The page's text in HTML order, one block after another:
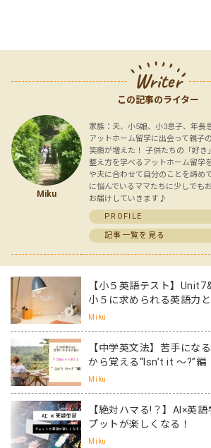
Writer
この記事のライター
Miku
家族：夫、小5娘、小3息子、年長
アットホーム留学に出会って親子
笑顔が増えた！ 子供たちの「好き
整え方を学べるアットホーム留学
や夫に合わせて自分のことを諦め
に悩んでいるママたちに少しでも
お届けしていきます♪
PROFILE
記事一覧を見る
【小５英語テスト】
小５に求められる英語力
Miku
【中学英文法】苦手にな
から覚える“Isn’t it ～?”編
Miku
【絶対ハマる!？】AI×英
プットが楽しくなる！
Miku